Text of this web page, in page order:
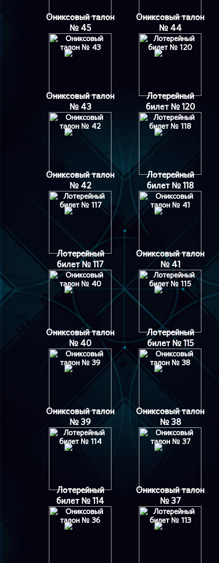
Ониксовый талон
№ 45
Ониксовый талон
№ 44
Ониксовый талон
№ 43
Лотерейный
билет № 120
Ониксовый талон
№ 42
Лотерейный
билет № 118
Лотерейный
билет № 117
Ониксовый талон
№ 41
Ониксовый талон
№ 40
Лотерейный
билет № 115
Ониксовый талон
№ 39
Ониксовый талон
№ 38
Лотерейный
билет № 114
Ониксовый талон
№ 37